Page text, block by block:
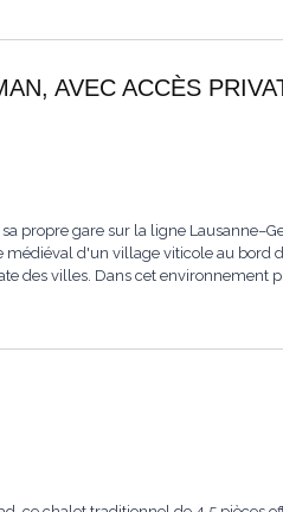
AVEC ACCÈS
propre gare sur la ligne
médiéval d'un village viticole au bord
des villes. Dans cet environnement